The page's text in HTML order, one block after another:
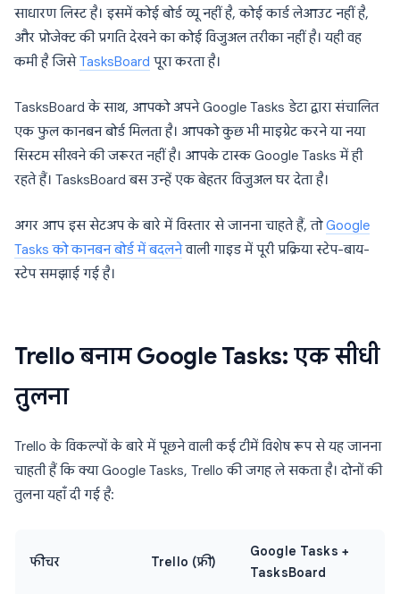
साधारण लिस्ट है। इसमें कोई बोर्ड व्यू नहीं है, कोई कार्ड लेआउट नहीं है,
और प्रोजेक्ट की प्रगति देखने का कोई विजुअल तरीका नहीं है। यही वह
कमी है जिसेTasksBoard पूरा करता है।
TasksBoard के साथ, आपको अपने Google Tasks डेटा द्वारा संचालित
एक फुल कानबन बोर्ड मिलता है। आपको कुछ भी माइग्रेट करने या नया
सिस्टम सीखने की जरूरत नहीं है। आपके टास्क Google Tasks में ही
रहते हैं। TasksBoard बस उन्हें एक बेहतर विजुअल घर देता है।
अगर आप इस सेटअप के बारे में विस्तार से जानना चाहते हैं, तोGoogle
Tasks को कानबन बोर्ड में बदलनेवाली गाइड में पूरी प्रक्रिया स्टेप-बाय-
स्टेप समझाई गई है।
Trello बनाम Google Tasks: एक सीधी
तुलना
Trello के विकल्पों के बारे में पूछने वाली कई टीमें विशेष रूप से यह जानना
चाहती हैं कि क्या Google Tasks, Trello की जगह ले सकता है। दोनों की
तुलना यहाँ दी गई है:
फीचर Trello (फ्री)
Google Tasks +
TasksBoard